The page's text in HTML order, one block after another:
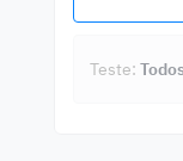
Teste: